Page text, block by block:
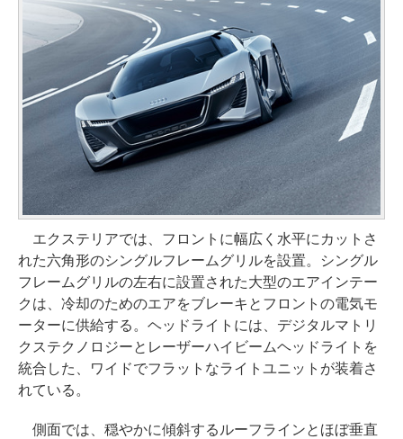
エクステリアでは、フロントに幅広く水平にカットさ
れた六角形のシングルフレームグリルを設置。シングル
フレームグリルの左右に設置された大型のエアインテー
クは、冷却のためのエアをブレーキとフロントの電気モ
ーターに供給する。ヘッドライトには、デジタルマトリ
クステクノロジーとレーザーハイビームヘッドライトを
統合した、ワイドでフラットなライトユニットが装着さ
れている。
側面では、穏やかに傾斜するルーフラインとほぼ垂直